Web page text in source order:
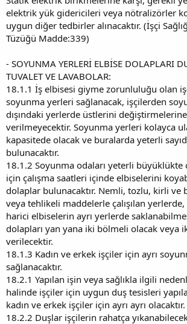
elektrik yük gidericileri veya nötralizörler
uygun diğer tedbirler alınacaktır. (İşçi
Tüzüğü Madde:339)
- SOYUNMA YERLERİ ELBİSE DOLAPLARI
TUVALET VE LAVABOLAR:
18.1.1 İş elbisesi giyme zorunluluğu olan
soyunma yerleri sağlanacak, işçilerden
dışındaki yerlerde üstlerini
verilmeyecektir. Soyunma yerleri kolayca
kapasitede olacak ve buralarda yeterli
bulunacaktır.
18.1.2 Soyunma odaları yeterli büyüklükte
için çalışma saatleri içinde elbiselerini
dolaplar bulunacaktır. Nemli, tozlu, kirli ve
veya tehlikeli maddelerle çalışılan
harici elbiselerin ayrı yerlerde
dolapları yan yana iki bölmeli olacak veya
verilecektir.
18.1.3 Kadın ve erkek işçiler için ayrı
sağlanacaktır.
18.2.1 Yapılan işin veya sağlıkla ilgili
halinde işçiler için uygun duş tesisleri
kadın ve erkek işçiler için ayrı ayrı olacaktır.
18.2.2 Duşlar işçilerin rahatça